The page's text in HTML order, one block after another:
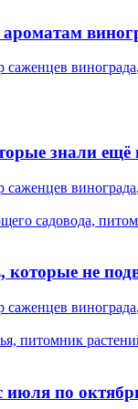
саженцев винограда,
знали
саженцев винограда,
которые не
саженцев винограда,
по